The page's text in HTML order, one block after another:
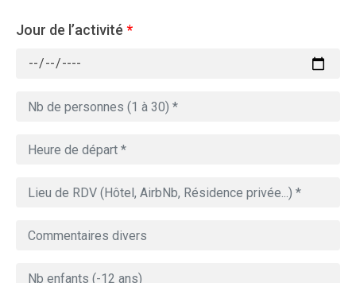
Jour de l’activité *